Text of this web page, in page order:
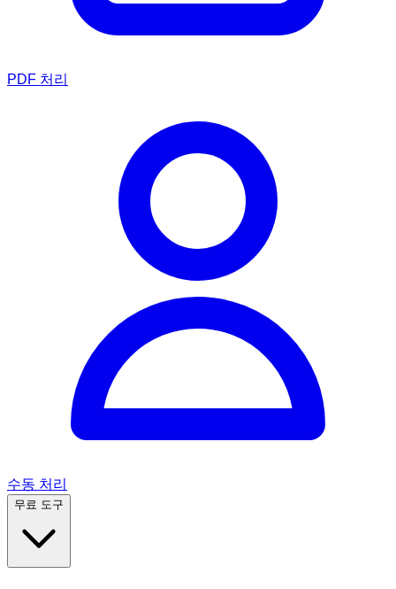
PDF 처리
수동 처리
무료 도구